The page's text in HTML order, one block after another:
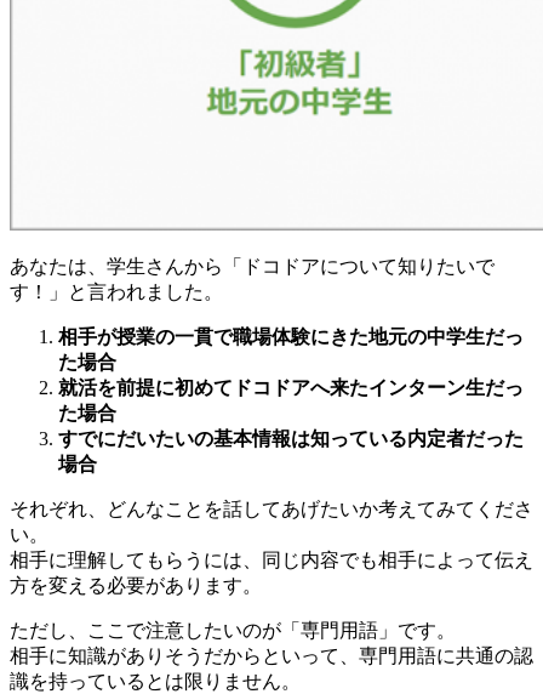
あなたは、学生さんから「ドコドアについて知りたいで
す！」と言われました。
相手が授業の一貫で職場体験にきた地元の中学生だっ
た場合
就活を前提に初めてドコドアへ来たインターン生だっ
た場合
すでにだいたいの基本情報は知っている内定者だった
場合
それぞれ、どんなことを話してあげたいか考えてみてくださ
い。
相手に理解してもらうには、同じ内容でも相手によって伝え
方を変える必要があります。
ただし、ここで注意したいのが「専門用語」です。
相手に知識がありそうだからといって、専門用語に共通の認
識を持っているとは限りません。